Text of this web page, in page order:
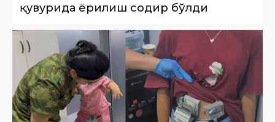
қувурида ёрилиш содир бўлди